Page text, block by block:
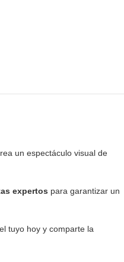
un espectáculo visual de
expertos para garantizar un
tuyo hoy y comparte la